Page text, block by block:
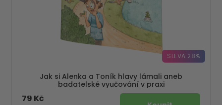
SLEVA 28%
Jak si Alenka a Toník hlavy lámali aneb
badatelské vyučování v praxi
79 Kč